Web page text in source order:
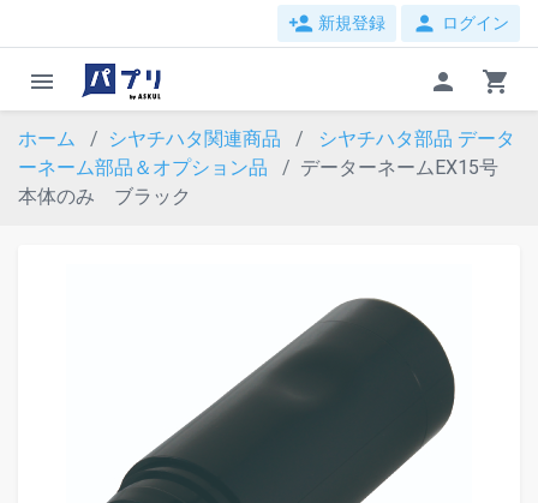
person_add 新規登録 person ログイン
menu person shopping_cart
ホーム シヤチハタ関連商品 シヤチハタ部品 データ
ーネーム部品＆オプション品
データーネームEX15号
本体のみ ブラック